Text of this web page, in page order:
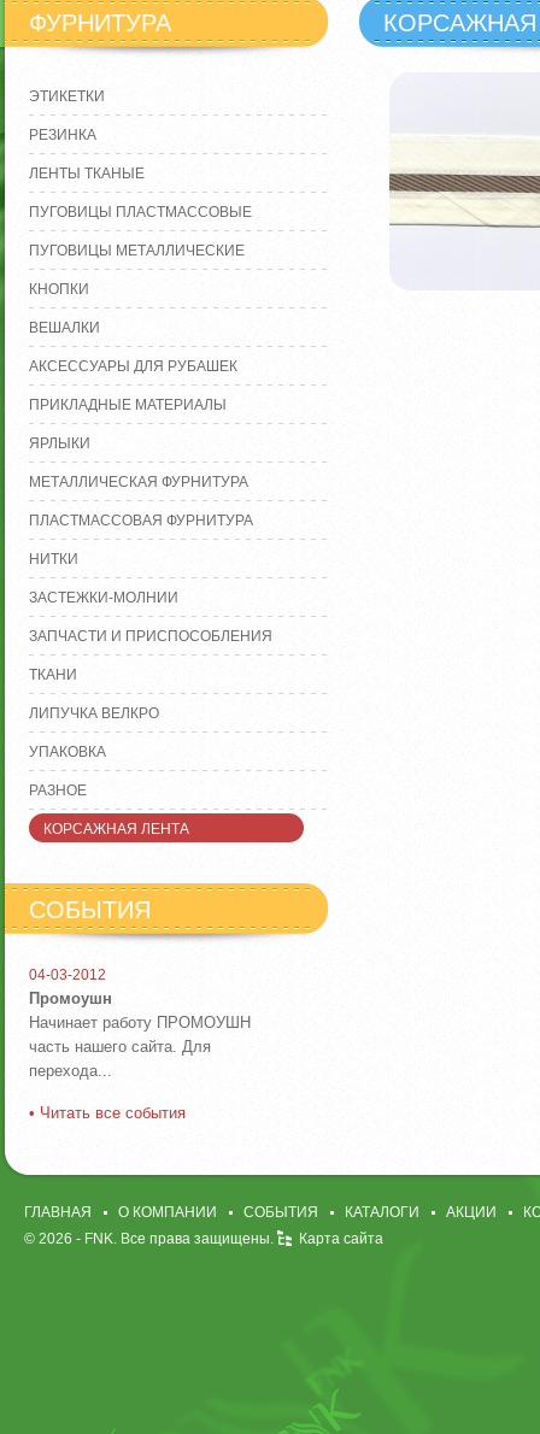
ФУРНИТУРА
ЭТИКЕТКИ
РЕЗИНКА
ЛЕНТЫ ТКАНЫЕ
ПУГОВИЦЫ ПЛАСТМАССОВЫЕ
ПУГОВИЦЫ МЕТАЛЛИЧЕСКИЕ
КНОПКИ
ВЕШАЛКИ
АКСЕССУАРЫ ДЛЯ РУБАШЕК
ПРИКЛАДНЫЕ МАТЕРИАЛЫ
ЯРЛЫКИ
МЕТАЛЛИЧЕСКАЯ ФУРНИТУРА
ПЛАСТМАССОВАЯ ФУРНИТУРА
НИТКИ
ЗАСТЕЖКИ-МОЛНИИ
ЗАПЧАСТИ И ПРИСПОСОБЛЕНИЯ
ТКАНИ
ЛИПУЧКА ВЕЛКРО
УПАКОВКА
РАЗНОЕ
КОРСАЖНАЯ ЛЕНТА
СОБЫТИЯ
04-03-2012
Промоушн
Начинает работу ПРОМОУШН
часть нашего сайта. Для
перехода...
• Читать все события
КОРСАЖНАЯ
ГЛАВНАЯ О КОМПАНИИ СОБЫТИЯ КАТАЛОГИ АКЦИИ
© 2026 - FNK. Все права защищены. Карта сайта